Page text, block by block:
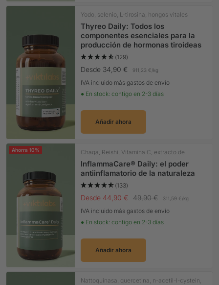
Yodo, selenio, L-tirosina, hongos vitales
Thyreo Daily: Todos los
componentes esenciales para la
producción de hormonas tiroideas
(129)
Precio Oferta
Desde 34,90 € 911,23 €/kg
IVA incluido más gastos de envío
● En stock: contigo en 2-3 días
Añadir ahora
Ahorra 10%
Chaga, Reishi, Vitamina C, extracto de
InflammaCare® Daily: el poder
antiinflamatorio de la naturaleza
(133)
Precio Oferta
Desde 44,90 € Precio normal
49,90 € 311,59 €/kg
IVA incluido más gastos de envío
● En stock: contigo en 2-3 días
Añadir ahora
Nattoquinasa, quercetina, n-acetil-l-cystein,